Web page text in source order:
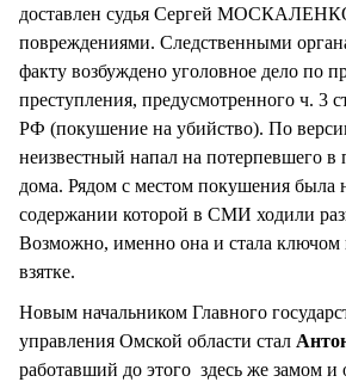
доставлен судья Сергей
повреждениями. Следственными
факту возбуждено уголовное дело по
преступления, предусмотренного ч. 3
РФ (покушение на убийство). По
неизвестный напал на потерпевшего в
дома. Рядом с местом покушения была
содержании которой в СМИ ходили
Возможно, именно она и стала ключом
взятке.
Новым начальником Главного
управления Омской области стал
работавший до этого здесь же замом и